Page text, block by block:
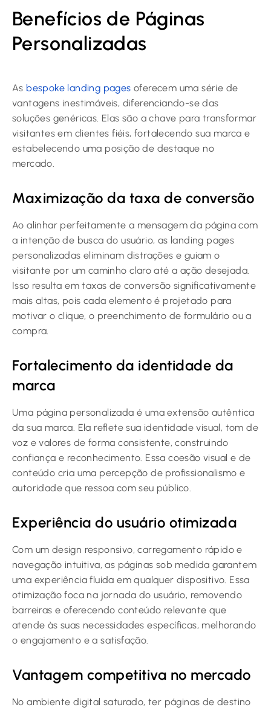
Benefícios de Páginas
Personalizadas
As bespoke landing pages oferecem uma série de
vantagens inestimáveis, diferenciando-se das
soluções genéricas. Elas são a chave para transformar
visitantes em clientes fiéis, fortalecendo sua marca e
estabelecendo uma posição de destaque no
mercado.
Maximização da taxa de conversão
Ao alinhar perfeitamente a mensagem da página com
a intenção de busca do usuário, as landing pages
personalizadas eliminam distrações e guiam o
visitante por um caminho claro até a ação desejada.
Isso resulta em taxas de conversão significativamente
mais altas, pois cada elemento é projetado para
motivar o clique, o preenchimento de formulário ou a
compra.
Fortalecimento da identidade da
marca
Uma página personalizada é uma extensão autêntica
da sua marca. Ela reflete sua identidade visual, tom de
voz e valores de forma consistente, construindo
confiança e reconhecimento. Essa coesão visual e de
conteúdo cria uma percepção de profissionalismo e
autoridade que ressoa com seu público.
Experiência do usuário otimizada
Com um design responsivo, carregamento rápido e
navegação intuitiva, as páginas sob medida garantem
uma experiência fluida em qualquer dispositivo. Essa
otimização foca na jornada do usuário, removendo
barreiras e oferecendo conteúdo relevante que
atende às suas necessidades específicas, melhorando
o engajamento e a satisfação.
Vantagem competitiva no mercado
No ambiente digital saturado, ter páginas de destino